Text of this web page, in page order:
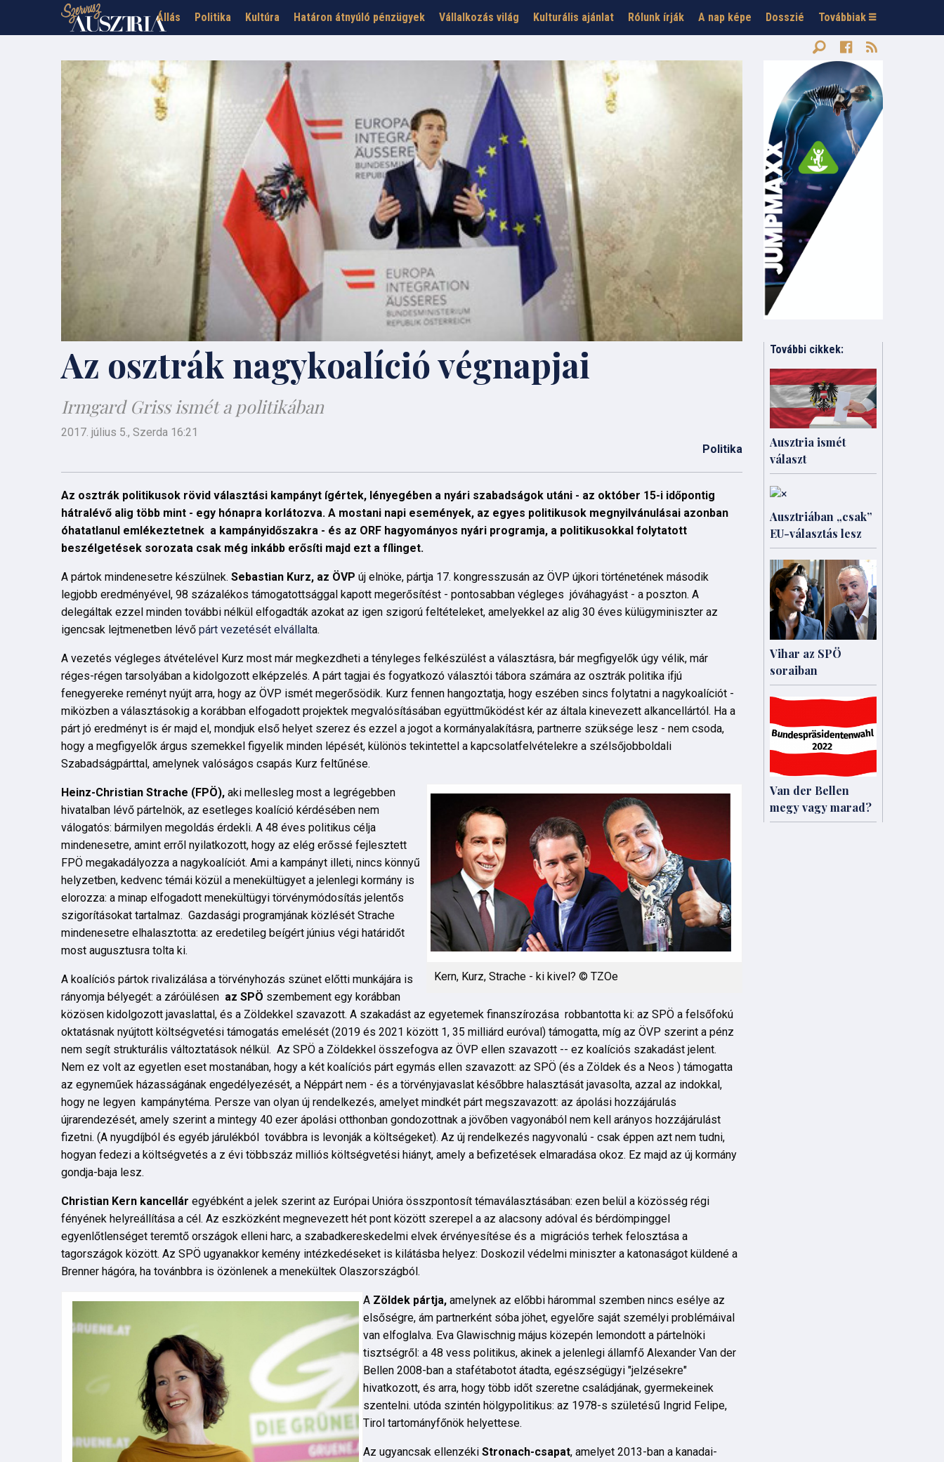
Állás Politika Kultúra Határon átnyúló pénzügyek Vállalkozás világ Kulturális ajánlat Rólunk írják A nap képe Dosszié Továbbiak
Az osztrák nagykoalíció végnapjai
Irmgard Griss ismét a politikában
2017. július 5., Szerda 16:21
Politika
Az osztrák politikusok rövid választási kampányt ígértek, lényegében a nyári szabadságok utáni - az október 15-i időpontig
hátralévő alig több mint - egy hónapra korlátozva. A mostani napi események, az egyes politikusok megnyilvánulásai azonban
óhatatlanul emlékeztetnek a kampányidőszakra - és az ORF hagyományos nyári programja, a politikusokkal folytatott
beszélgetések sorozata csak még inkább erősíti majd ezt a fílinget.
A pártok mindenesetre készülnek. Sebastian Kurz, az ÖVP új elnöke, pártja 17. kongresszusán az ÖVP újkori történetének második
legjobb eredményével, 98 százalékos támogatottsággal kapott megerősítést - pontosabban végleges jóváhagyást - a poszton. A
delegáltak ezzel minden további nélkül elfogadták azokat az igen szigorú feltételeket, amelyekkel az alig 30 éves külügyminiszter az
igencsak lejtmenetben lévő párt vezetését elvállalta.
A vezetés végleges átvételével Kurz most már megkezdheti a tényleges felkészülést a választásra, bár megfigyelők úgy vélik, már
réges-régen tarsolyában a kidolgozott elképzelés. A párt tagjai és fogyatkozó választói tábora számára az osztrák politika ifjú
fenegyereke reményt nyújt arra, hogy az ÖVP ismét megerősödik. Kurz fennen hangoztatja, hogy eszében sincs folytatni a nagykoalíciót -
miközben a választásokig a korábban elfogadott projektek megvalósításában együttműködést kér az általa kinevezett alkancellártól. Ha a
párt jó eredményt is ér majd el, mondjuk első helyet szerez és ezzel a jogot a kormányalakításra, partnerre szüksége lesz - nem csoda,
hogy a megfigyelők árgus szemekkel figyelik minden lépését, különös tekintettel a kapcsolatfelvételekre a szélsőjobboldali
Szabadságpárttal, amelynek valóságos csapás Kurz feltűnése.
Kern, Kurz, Strache - ki kivel? © TZOe
Heinz-Christian Strache (FPÖ), aki mellesleg most a legrégebben
hivatalban lévő pártelnök, az esetleges koalíció kérdésében nem
válogatós: bármilyen megoldás érdekli. A 48 éves politikus célja
mindenesetre, amint erről nyilatkozott, hogy az elég erőssé fejlesztett
FPÖ megakadályozza a nagykoalíciót. Ami a kampányt illeti, nincs könnyű
helyzetben, kedvenc témái közül a menekültügyet a jelenlegi kormány is
elorozza: a minap elfogadott menekültügyi törvénymódosítás jelentős
szigorításokat tartalmaz. Gazdasági programjának közlését Strache
mindenesetre elhalasztotta: az eredetileg beígért június végi határidőt
most augusztusra tolta ki.
A koalíciós pártok rivalizálása a törvényhozás szünet előtti munkájára is
rányomja bélyegét: a záróülésen az SPÖ szembement egy korábban
közösen kidolgozott javaslattal, és a Zöldekkel szavazott. A szakadást az egyetemek finanszírozása robbantotta ki: az SPÖ a felsőfokú
oktatásnak nyújtott költségvetési támogatás emelését (2019 és 2021 között 1, 35 milliárd euróval) támogatta, míg az ÖVP szerint a pénz
nem segít strukturális változtatások nélkül. Az SPÖ a Zöldekkel összefogva az ÖVP ellen szavazott -- ez koalíciós szakadást jelent.
Nem ez volt az egyetlen eset mostanában, hogy a két koalíciós párt egymás ellen szavazott: az SPÖ (és a Zöldek és a Neos ) támogatta
az egyneműek házasságának engedélyezését, a Néppárt nem - és a törvényjavaslat későbbre halasztását javasolta, azzal az indokkal,
hogy ne legyen kampánytéma. Persze van olyan új rendelkezés, amelyet mindkét párt megszavazott: az ápolási hozzájárulás
újrarendezését, amely szerint a mintegy 40 ezer ápolási otthonban gondozottnak a jövőben vagyonából nem kell arányos hozzájárulást
fizetni. (A nyugdíjból és egyéb járulékból továbbra is levonják a költségeket). Az új rendelkezés nagyvonalú - csak éppen azt nem tudni,
hogyan fedezi a költségvetés a z évi többszáz milliós költségvetési hiányt, amely a befizetések elmaradása okoz. Ez majd az új kormány
gondja-baja lesz.
Christian Kern kancellár egyébként a jelek szerint az Európai Unióra összpontosít témaválasztásában: ezen belül a közösség régi
fényének helyreállítása a cél. Az eszközként megnevezett hét pont között szerepel a az alacsony adóval és bérdömpinggel
egyenlőtlenséget teremtő országok elleni harc, a szabadkereskedelmi elvek érvényesítése és a migrációs terhek felosztása a
tagországok között. Az SPÖ ugyanakkor kemény intézkedéseket is kilátásba helyez: Doskozil védelmi miniszter a katonaságot küldené a
Brenner hágóra, ha továnbbra is özönlenek a menekültek Olaszországból.
A Zöldek pártja, amelynek az előbbi hárommal szemben nincs esélye az
elsőségre, ám partnerként sóba jöhet, egyelőre saját személyi problémáival
van elfoglalva. Eva Glawischnig május közepén lemondott a pártelnöki
tisztségről: a 48 vess politikus, akinek a jelenlegi államfő Alexander Van der
Bellen 2008-ban a stafétabotot átadta, egészségügyi "jelzésekre"
hivatkozott, és arra, hogy több időt szeretne családjának, gyermekeinek
szentelni. utóda szintén hölgypolitikus: az 1978-s születésű Ingrid Felipe,
Tirol tartományfőnök helyettese.
Az ugyancsak ellenzéki Stronach-csapat, amelyet 2013-ban a kanadai-
További cikkek:
Ausztria ismét
választ
Ausztriában „csak”
EU-választás lesz
Vihar az SPÖ
soraiban
Van der Bellen
megy vagy marad?